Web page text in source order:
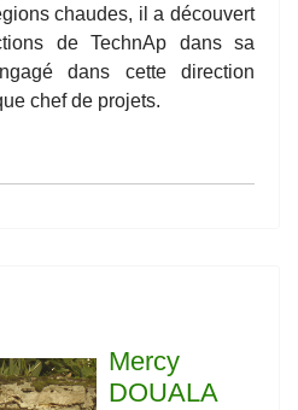
chaudes, il a découvert
de TechnAp dans sa
dans cette direction
chef de projets.
Mercy
DOUALA